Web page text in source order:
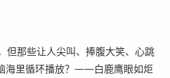
但那些让人尖叫、捧腹大笑、心跳
海里循环播放？——白鹿鹰眼如炬